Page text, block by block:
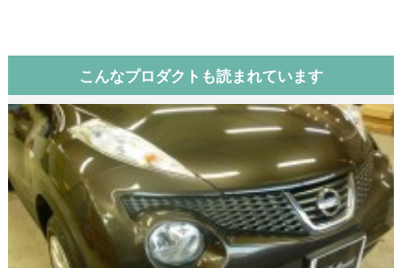
こんなプロダクトも読まれています